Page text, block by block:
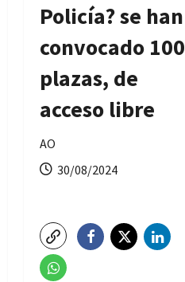
Policía? se han
convocado 100
plazas, de
acceso libre
AO
30/08/2024